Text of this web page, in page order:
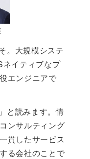
。大規模システ
ネイティブなプ
エンジニアで
と読みます。情
ンサルティング
貫したサービス
る会社のことで